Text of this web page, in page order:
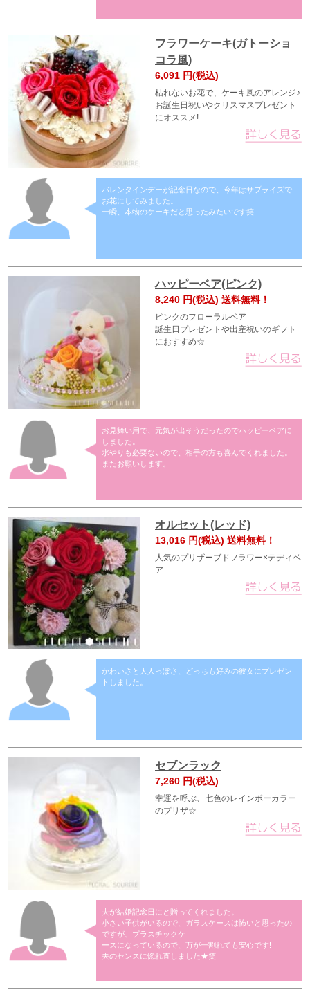
フラワーケーキ(ガトーショ
コラ風)
6,091 円(税込)
枯れないお花で、ケーキ風のアレンジ♪
お誕生日祝いやクリスマスプレゼント
にオススメ!
バレンタインデーが記念日なので、今年はサプライズで
お花にしてみました。
一瞬、本物のケーキだと思ったみたいです笑
ハッピーベア(ピンク)
8,240 円(税込) 送料無料！
ピンクのフローラルベア
誕生日プレゼントや出産祝いのギフト
におすすめ☆
お見舞い用で、元気が出そうだったのでハッピーベアに
しました。
水やりも必要ないので、相手の方も喜んでくれました。
またお願いします。
オルセット(レッド)
13,016 円(税込) 送料無料！
人気のプリザーブドフラワー×テディベ
ア
かわいさと大人っぽさ、どっちも好みの彼女にプレゼン
トしました。
セブンラック
7,260 円(税込)
幸運を呼ぶ、七色のレインボーカラー
のプリザ☆
夫が結婚記念日にと贈ってくれました。
小さい子供がいるので、ガラスケースは怖いと思ったの
ですが、プラスチックケ
ースになっているので、万が一割れても安心です!
夫のセンスに惚れ直しました★笑